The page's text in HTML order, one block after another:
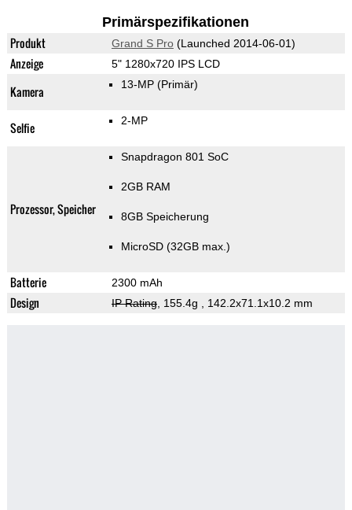
Primärspezifikationen
Produkt Grand S Pro(Launched 2014-06-01)
Anzeige 5" 1280x720 IPS LCD
Kamera 13-MP (Primär)
Selfie 2-MP
Prozessor, Speicher
Snapdragon 801 SoC
2GB RAM
8GB Speicherung
MicroSD (32GB max.)
Batterie 2300 mAh
Design IP Rating, 155.4g , 142.2x71.1x10.2 mm